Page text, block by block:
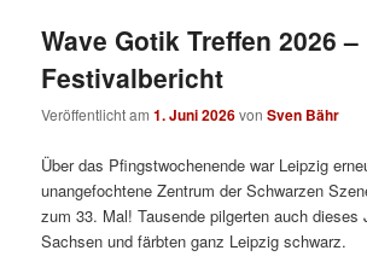
Wave Gotik Treffen 2026 –
Festivalbericht
Veröffentlicht am1. Juni 2026vonSven Bähr
Über das Pfingstwochenende war Leipzig
unangefochtene Zentrum der Schwarzen
zum 33. Mal! Tausende pilgerten auch dieses
Sachsen und färbten ganz Leipzig schwarz.